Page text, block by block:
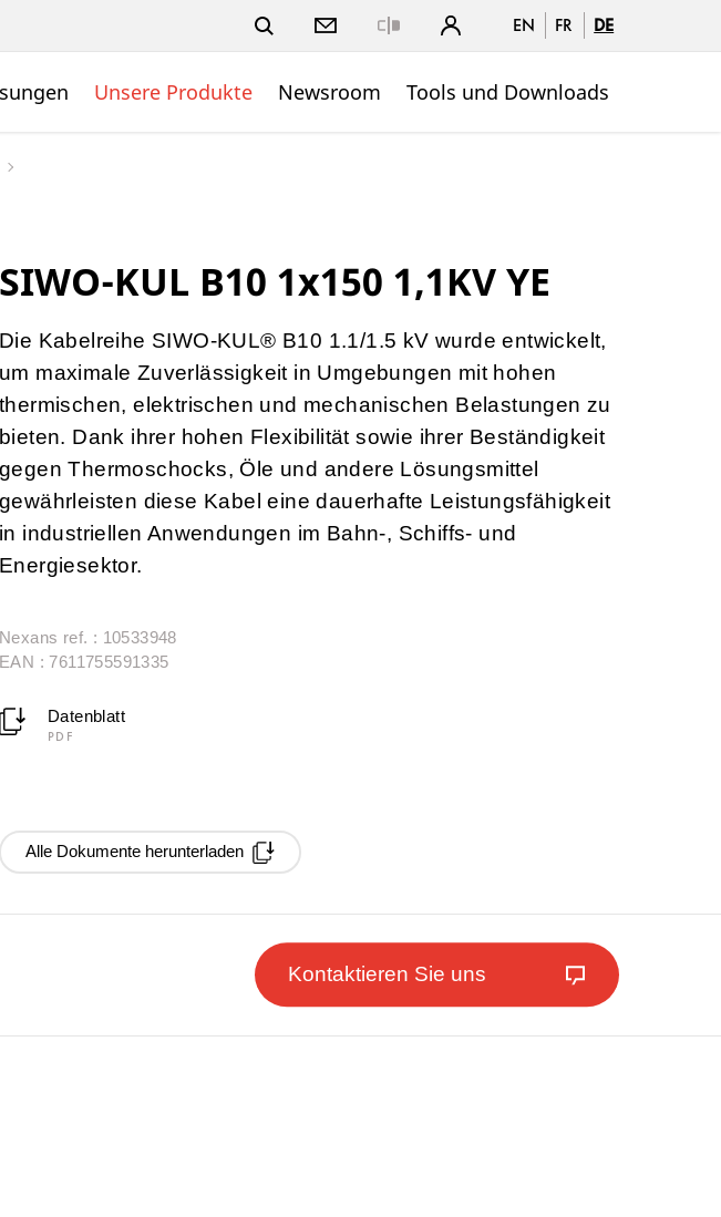
EN FR DE
Unsere Produkte Newsroom Tools und Downloads
SIWO-KUL B10 1x150 1,1KV YE
Die Kabelreihe SIWO-KUL® B10 1.1/1.5 kV wurde entwickelt,
um maximale Zuverlässigkeit in Umgebungen mit hohen
thermischen, elektrischen und mechanischen Belastungen zu
bieten. Dank ihrer hohen Flexibilität sowie ihrer Beständigkeit
gegen Thermoschocks, Öle und andere Lösungsmittel
gewährleisten diese Kabel eine dauerhafte Leistungsfähigkeit
in industriellen Anwendungen im Bahn-, Schiffs- und
Energiesektor.
Nexans ref. : 10533948
EAN : 7611755591335
Datenblatt
PDF
Alle Dokumente herunterladen
Kontaktieren Sie uns